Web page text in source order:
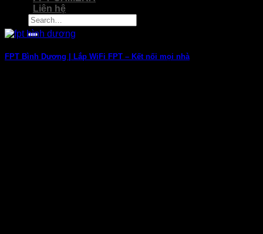
Liên hệ
FPT Bình Dương | Lắp WiFi FPT – Kết nối mọi nhà